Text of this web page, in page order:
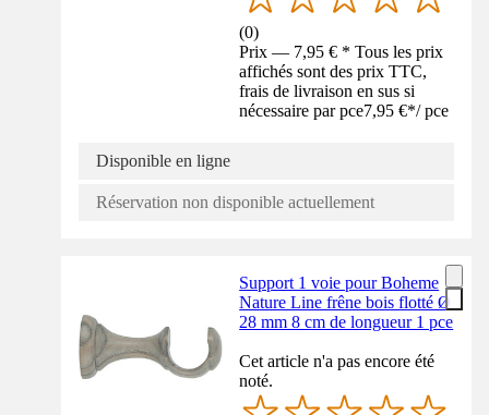
(0)
Prix — 7,95 € * Tous les prix
affichés sont des prix TTC,
frais de livraison en sus si
nécessaire par pce7,95 €*/ pce
Disponible en ligne
Réservation non disponible actuellement
Support 1 voie pour Boheme
Nature Line frêne bois flotté Ø
28 mm 8 cm de longueur 1 pce
Cet article n'a pas encore été
noté.